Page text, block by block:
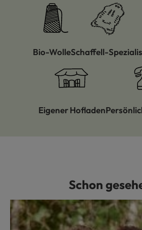
Bio-WolleSchaffell-
Eigener Hofladen
Produktgalerie überspringen
Schon